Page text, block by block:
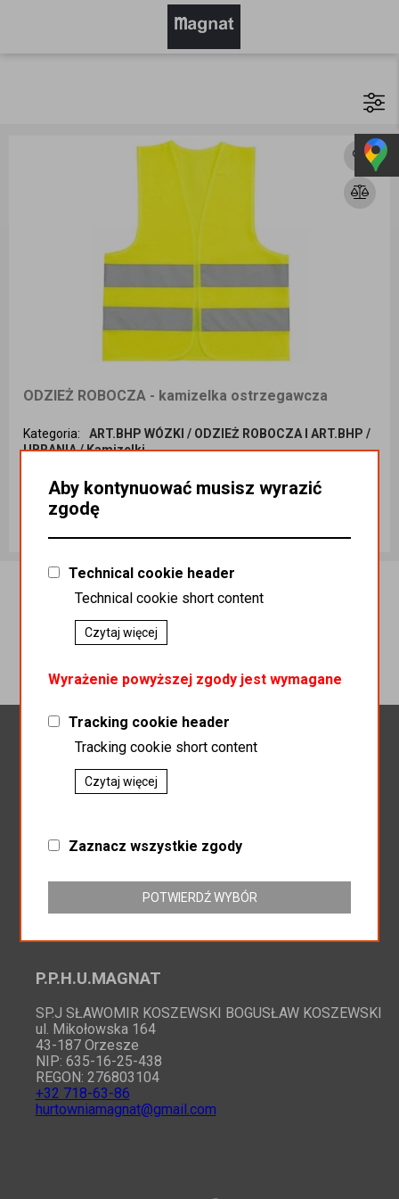
ODZIEŻ ROBOCZA - kamizelka ostrzegawcza
Kategoria:
ART.BHP WÓZKI / ODZIEŻ ROBOCZA I ART.BHP /
UBRANIA / Kamizelki
Indeks handlowy: Kam000005
Koszt dostawy: 0,00
PLN 9.50
Dodaj do koszyka
Newsletter
P.P.H.U.MAGNAT
SP.J SŁAWOMIR KOSZEWSKI BOGUSŁAW KOSZEWSKI
ul. Mikołowska 164
43-187 Orzesze
NIP: 635-16-25-438
REGON: 276803104
+32 718-63-86
hurtowniamagnat@gmail.com
Aby kontynuować musisz wyrazić
zgodę
Technical cookie header
Technical cookie short content
Czytaj więcej
Wyrażenie powyższej zgody jest wymagane
Tracking cookie header
Tracking cookie short content
Czytaj więcej
Zaznacz wszystkie zgody
POTWIERDŹ WYBÓR